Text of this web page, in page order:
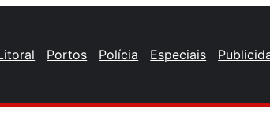
Portos Polícia Especiais